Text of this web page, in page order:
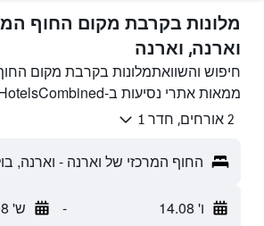
מלונות בקרבת מקום החוף
וארנה, וארנה
חיפוש והשוואתמלונות בקרבת מקום
ממאות אתרי נסיעות ב-HotelsCombined.
2 אורחים, חדר 1
החוף המרכזי של וארנה - וארנה,
ו' 14.08 - ש' 15.08